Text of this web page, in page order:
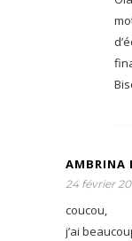
AMBRINA
24 février
coucou,
j’ai